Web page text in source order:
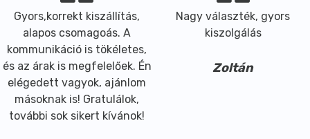
Ginkgo biloba kivonat 120 mg
Szójalecitin 900 mg
Aktív összetevők:
Ginkgo biloba levélkivonat
Szójalecitin
Segédanyagok és egyéb összetevők:
Zselatin
Gyors,korrekt kiszállítás,
alapos csomagoás. A
kommunikáció is tökéletes,
és az árak is megfelelőek. Én
elégedett vagyok, ajánlom
másoknak is! Gratulálok,
további sok sikert kívánok!
Nagy választék, gyors
kiszolgálás
Zoltán